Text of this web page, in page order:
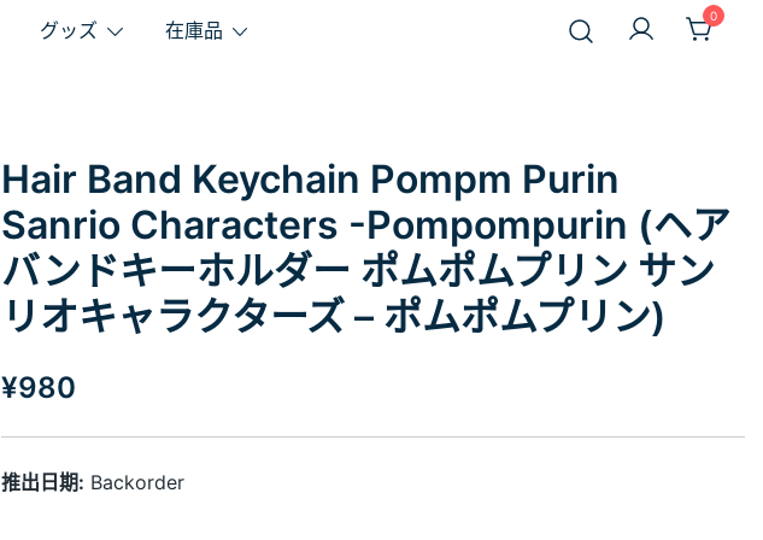
グッズ 在庫品
0
Hair Band Keychain Pompm Purin
Sanrio Characters -Pompompurin (ヘア
バンドキーホルダー ポムポムプリン サン
リオキャラクターズ – ポムポムプリン)
¥980
推出日期: Backorder